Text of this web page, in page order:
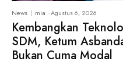
News mia -Agustus 6, 2026
Kembangkan
SDM, Ketum
Bukan Cuma Modal